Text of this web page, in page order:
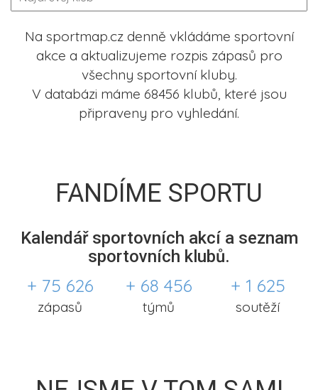
Na sportmap.cz denně vkládáme sportovní
akce a aktualizujeme rozpis zápasů pro
všechny sportovní kluby.
V databázi máme 68456 klubů, které jsou
připraveny pro vyhledání.
FANDÍME SPORTU
Kalendář sportovních akcí a seznam
sportovních klubů.
+ 75 626
zápasů
+ 68 456
týmů
+ 1 625
soutěží